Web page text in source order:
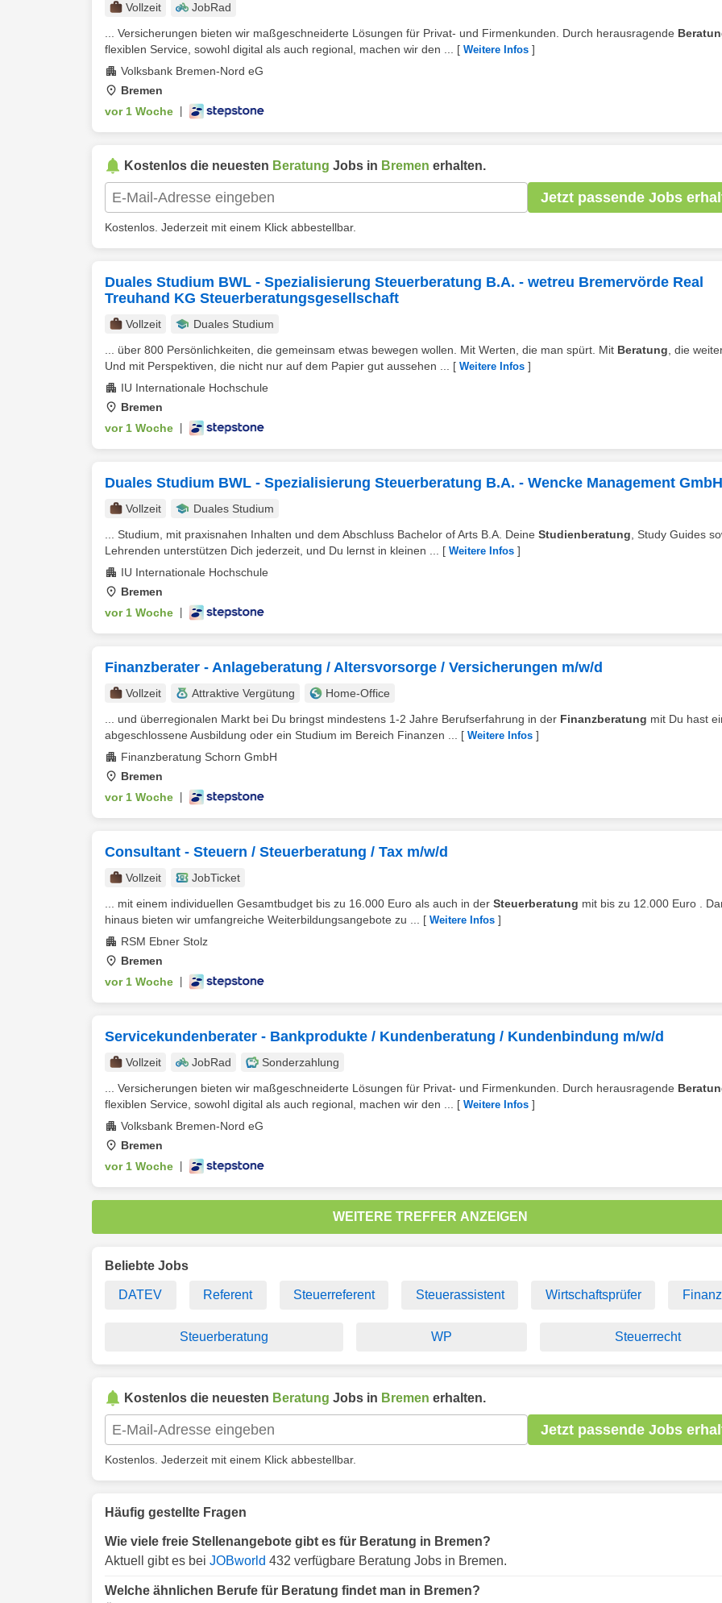
Vollzeit
JobRad
... Versicherungen bieten wir maßgeschneiderte Lösungen für Privat- und Firmenkunden. Durch herausragende
flexiblen Service, sowohl digital als auch regional, machen wir den ...
[ Weitere Infos ]
Volksbank Bremen-Nord eG
Bremen
vor 1 Woche
Kostenlos die neuesten Beratung Jobs in Bremen erhalten.
Jetzt passende Jobs
Kostenlos. Jederzeit mit einem Klick abbestellbar.
Duales Studium BWL - Spezialisierung Steuerberatung B.A. - wetreu Bremervörde Real
Treuhand KG Steuerberatungsgesellschaft
Vollzeit
Duales Studium
... über 800 Persönlichkeiten, die gemeinsam etwas bewegen wollen. Mit Werten, die man spürt. Mit Beratung , die
Und mit Perspektiven, die nicht nur auf dem Papier gut aussehen ...
[ Weitere Infos ]
IU Internationale Hochschule
Bremen
vor 1 Woche
Duales Studium BWL - Spezialisierung Steuerberatung B.A. - Wencke Management GmbH
Vollzeit
Duales Studium
... Studium, mit praxisnahen Inhalten und dem Abschluss Bachelor of Arts B.A. Deine Studienberatung , Study Guides
Lehrenden unterstützen Dich jederzeit, und Du lernst in kleinen ...
[ Weitere Infos ]
IU Internationale Hochschule
Bremen
vor 1 Woche
Finanzberater - Anlageberatung / Altersvorsorge / Versicherungen m/w/d
Vollzeit Attraktive Vergütung
Home-Office
... und überregionalen Markt bei Du bringst mindestens 1-2 Jahre Berufserfahrung in der Finanzberatung mit Du hast
abgeschlossene Ausbildung oder ein Studium im Bereich Finanzen ...
[ Weitere Infos ]
Finanzberatung Schorn GmbH
Bremen
vor 1 Woche
Consultant - Steuern / Steuerberatung / Tax m/w/d
Vollzeit
JobTicket
... mit einem individuellen Gesamtbudget bis zu 16.000 Euro als auch in der Steuerberatung mit bis zu 12.000 Euro .
hinaus bieten wir umfangreiche Weiterbildungsangebote zu ...
[ Weitere Infos ]
RSM Ebner Stolz
Bremen
vor 1 Woche
Servicekundenberater - Bankprodukte / Kundenberatung / Kundenbindung m/w/d
Vollzeit JobRad
Sonderzahlung
... Versicherungen bieten wir maßgeschneiderte Lösungen für Privat- und Firmenkunden. Durch herausragende
flexiblen Service, sowohl digital als auch regional, machen wir den ...
[ Weitere Infos ]
Volksbank Bremen-Nord eG
Bremen
vor 1 Woche
WEITERE TREFFER ANZEIGEN
Beliebte Jobs
DATEV Referent Steuerreferent Steuerassistent Wirtschaftsprüfer
Steuerberatung WP Steuerrecht
Kostenlos die neuesten Beratung Jobs in Bremen erhalten.
Jetzt passende Jobs
Kostenlos. Jederzeit mit einem Klick abbestellbar.
Häufig gestellte Fragen
Wie viele freie Stellenangebote gibt es für Beratung in Bremen?
Aktuell gibt es bei JOBworld 432 verfügbare Beratung Jobs in Bremen.
Welche ähnlichen Berufe für Beratung findet man in Bremen?